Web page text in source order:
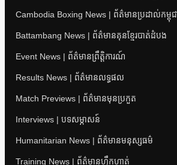
Cambodia Boxing News | ព័ត៌មានប្រដាល់កម្ពុជ
Battambang News | ព័ត៌មានគុនខ្មែរបាត់ដំបង
Event News | ព័ត៌មានព្រឹត្តិការណ៍
Results News | ព័ត៌មានលទ្ធផល
Match Previews | ព័ត៌មានមុនប្រកួត
Interviews | បទសម្ភាសន៍
Humanitarian News | ព័ត៌មានមនុស្សធម៌
Training News | ព័ត៌មានហ្វឹកហាត់